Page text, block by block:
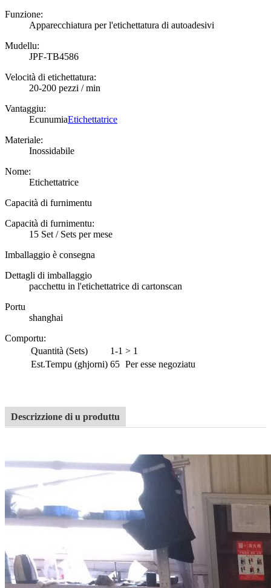
Funzione:
Apparecchiatura per l'etichettatura di autoadesivi
Mudellu:
JPF-TB4586
Velocità di etichettatura:
20-200 pezzi / min
Vantaggiu:
EcunumiaEtichettatrice
Materiale:
Inossidabile
Nome:
Etichettatrice
Capacità di furnimentu
Capacità di furnimentu:
15 Set / Sets per mese
Imballaggio è consegna
Dettagli di imballaggio
pacchettu in l'etichettatrice di cartonscan
Portu
shanghai
Comportu:
Quantità (Sets)
1-1 > 1
Est.Tempu (ghjorni) 65 Per esse negoziatu
Descrizzione di u produttu